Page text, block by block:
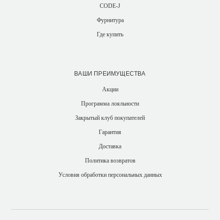
CODE-J
Фурнитура
Где купить
ВАШИ ПРЕИМУЩЕСТВА
Акции
Программа лояльности
Закрытый клуб покупателей
Гарантия
Доставка
Политика возвратов
Условия обработки персональных данных